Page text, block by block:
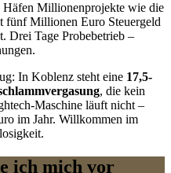
Häfen Millionenprojekte wie die
fünf Millionen Euro Steuergeld
Drei Tage Probebetrieb –
In Koblenz steht eine 17,5-
, die kein
Maschine läuft nicht –
im Jahr. Willkommen im
ich mich vor